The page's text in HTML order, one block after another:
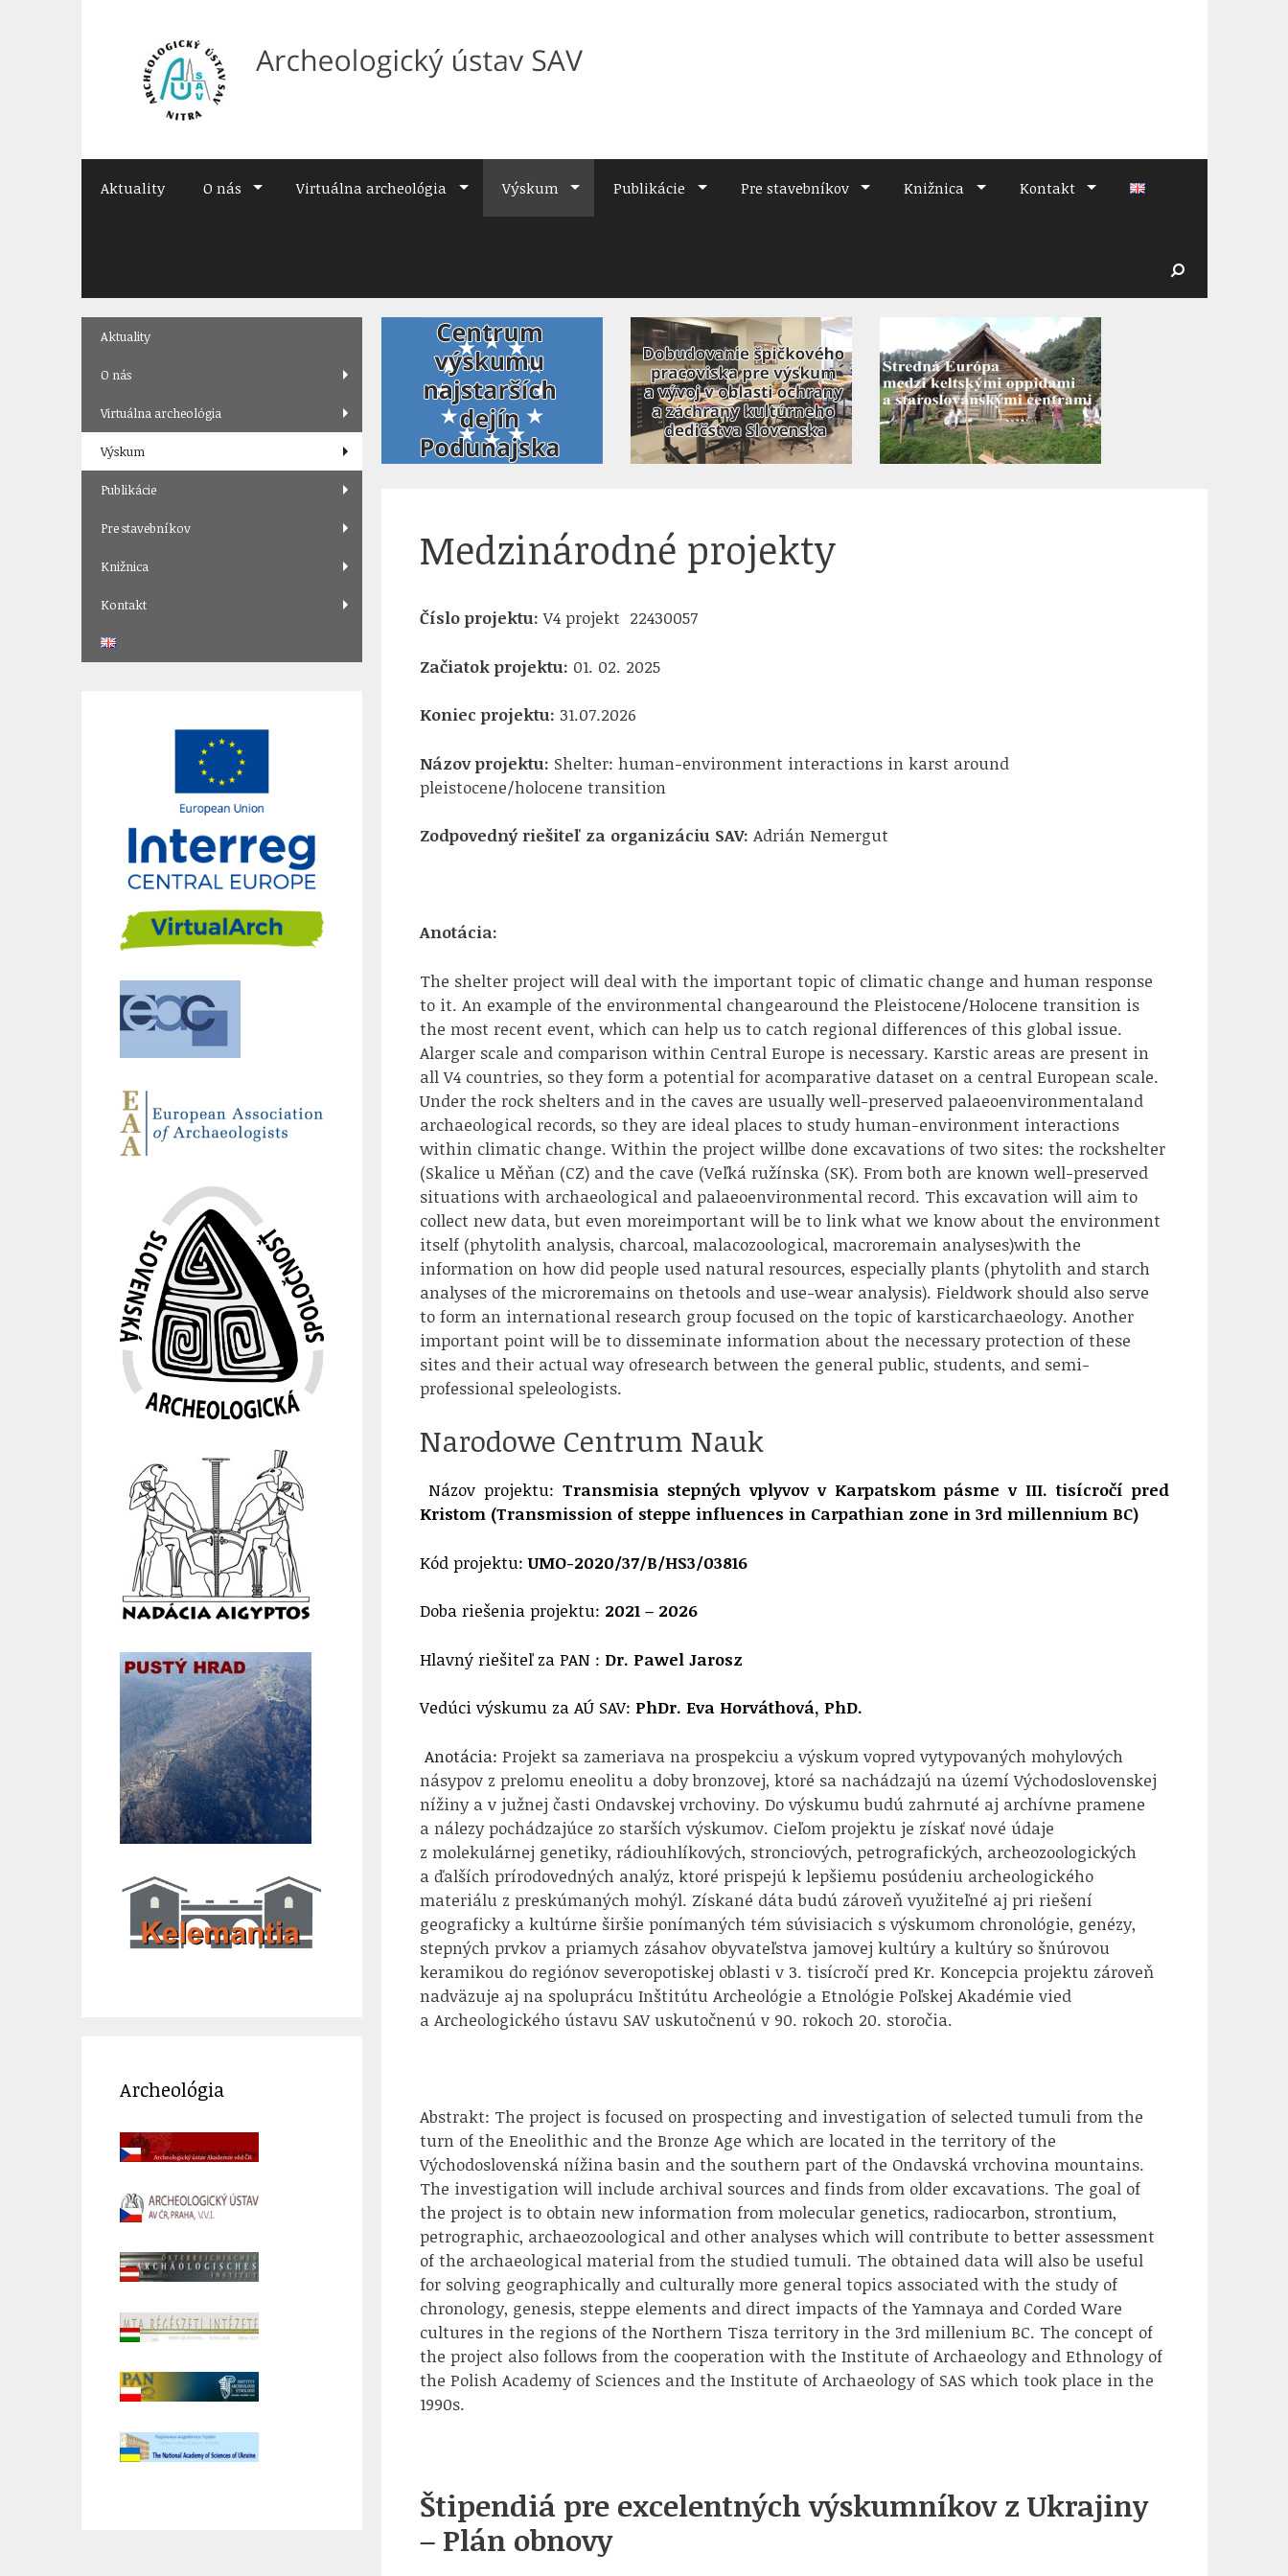
Aktuality O nás Virtuálna archeológia Výskum Publikácie Pre stavebníkov Knižnica Kontakt
Medzinárodné projekty
Číslo projektu: V4 projekt 22430057
Začiatok projektu: 01. 02. 2025
Koniec projektu: 31.07.2026
Názov projektu: Shelter: human-environment interactions in karst around
pleistocene/holocene transition
Zodpovedný riešiteľ za organizáciu SAV:Adrián Nemergut
Anotácia:
The shelter project will deal with the important topic of climatic change and human response
to it. An example of the environmental changearound the Pleistocene/Holocene transition is
the most recent event, which can help us to catch regional differences of this global issue.
Alarger scale and comparison within Central Europe is necessary. Karstic areas are present in
all V4 countries, so they form a potential for acomparative dataset on a central European scale.
Under the rock shelters and in the caves are usually well-preserved palaeoenvironmentaland
archaeological records, so they are ideal places to study human-environment interactions
within climatic change. Within the project willbe done excavations of two sites: the rockshelter
(Skalice u Měňan (CZ) and the cave (Veľká ružínska (SK). From both are known well-preserved
situations with archaeological and palaeoenvironmental record. This excavation will aim to
collect new data, but even moreimportant will be to link what we know about the environment
itself (phytolith analysis, charcoal, malacozoological, macroremain analyses)with the
information on how did people used natural resources, especially plants (phytolith and starch
analyses of the microremains on thetools and use-wear analysis). Fieldwork should also serve
to form an international research group focused on the topic of karsticarchaeology. Another
important point will be to disseminate information about the necessary protection of these
sites and their actual way ofresearch between the general public, students, and semi-
professional speleologists.
Narodowe Centrum Nauk
Názov projektu: Transmisia stepných vplyvov v Karpatskom pásme v III. tisícročí pred
Kristom (Transmission of steppe influences in Carpathian zone in 3rd millennium BC)
Kód projektu:UMO-2020/37/B/HS3/03816
Doba riešenia projektu: 2021 – 2026
Hlavný riešiteľ za PAN :Dr. Pawel Jarosz
Vedúci výskumu za AÚ SAV:PhDr. Eva Horváthová, PhD.
Anotácia:Projekt sa zameriava na prospekciu a výskum vopred vytypovaných mohylových
násypov z prelomu eneolitu a doby bronzovej, ktoré sa nachádzajú na území Východoslovenskej
nížiny a v južnej časti Ondavskej vrchoviny. Do výskumu budú zahrnuté aj archívne pramene
a nálezy pochádzajúce zo starších výskumov. Cieľom projektu je získať nové údaje
z molekulárnej genetiky, rádiouhlíkových, stronciových, petrografických, archeozoologických
a ďalších prírodovedných analýz, ktoré prispejú k lepšiemu posúdeniu archeologického
materiálu z preskúmaných mohýl. Získané dáta budú zároveň využiteľné aj pri riešení
geograficky a kultúrne širšie ponímaných tém súvisiacich s výskumom chronológie, genézy,
stepných prvkov a priamych zásahov obyvateľstva jamovej kultúry a kultúry so šnúrovou
keramikou do regiónov severopotiskej oblasti v 3. tisícročí pred Kr. Koncepcia projektu zároveň
nadväzuje aj na spoluprácu Inštitútu Archeológie a Etnológie Poľskej Akadémie vied
a Archeologického ústavu SAV uskutočnenú v 90. rokoch 20. storočia.
Abstrakt: The project is focused on prospecting and investigation of selected tumuli from the
turn of the Eneolithic and the Bronze Age which are located in the territory of the
Východoslovenská nížina basin and the southern part of the Ondavská vrchovina mountains.
The investigation will include archival sources and finds from older excavations. The goal of
the project is to obtain new information from molecular genetics, radiocarbon, strontium,
petrographic, archaeozoological and other analyses which will contribute to better assessment
of the archaeological material from the studied tumuli. The obtained data will also be useful
for solving geographically and culturally more general topics associated with the study of
chronology, genesis, steppe elements and direct impacts of the Yamnaya and Corded Ware
cultures in the regions of the Northern Tisza territory in the 3rd millenium BC. The concept of
the project also follows from the cooperation with the Institute of Archaeology and Ethnology of
the Polish Academy of Sciences and the Institute of Archaeology of SAS which took place in the
1990s.
Štipendiá pre excelentných výskumníkov z Ukrajiny
– Plán obnovy
Skip
content
Aktuality
O nás
Virtuálna archeológia
Výskum
Publikácie
Pre stavebníkov
Knižnica
Kontakt
Archeológia